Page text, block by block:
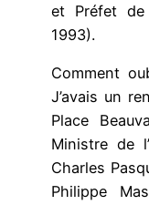
et Préfet
1993).
Comment
J’avais un
Place
Ministre de
Charles
Philippe